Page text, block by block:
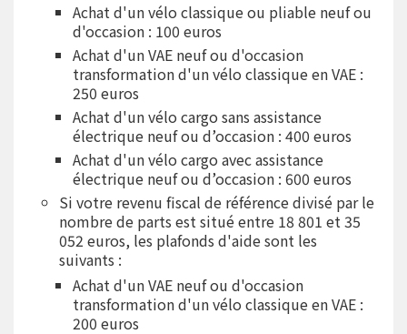
Achat d'un vélo classique ou pliable neuf ou
d'occasion : 100 euros
Achat d'un VAE neuf ou d'occasion
transformation d'un vélo classique en VAE :
250 euros
Achat d'un vélo cargo sans assistance
électrique neuf ou d’occasion : 400 euros
Achat d'un vélo cargo avec assistance
électrique neuf ou d’occasion : 600 euros
Si votre revenu fiscal de référence divisé par le
nombre de parts est situé entre 18 801 et 35
052 euros, les plafonds d'aide sont les
suivants :
Achat d'un VAE neuf ou d'occasion
transformation d'un vélo classique en VAE :
200 euros